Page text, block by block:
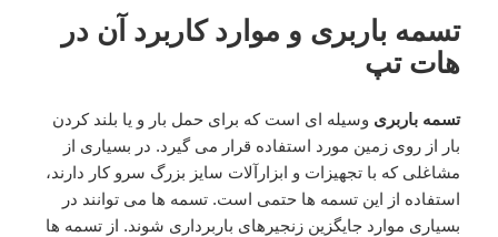
تسمه باربری و موارد کاربرد آن در
هات تپ
تسمه باربری وسیله ای است که برای حمل بار و یا بلند کردن
بار از روی زمین مورد استفاده قرار می گیرد. در بسیاری از
مشاغلی که با تجهیزات و ابزارآلات سایز بزرگ سرو کار دارند،
استفاده از این تسمه ها حتمی است. تسمه ها می توانند در
بسیاری موارد جایگزین زنجیرهای باربرداری شوند. از تسمه ها